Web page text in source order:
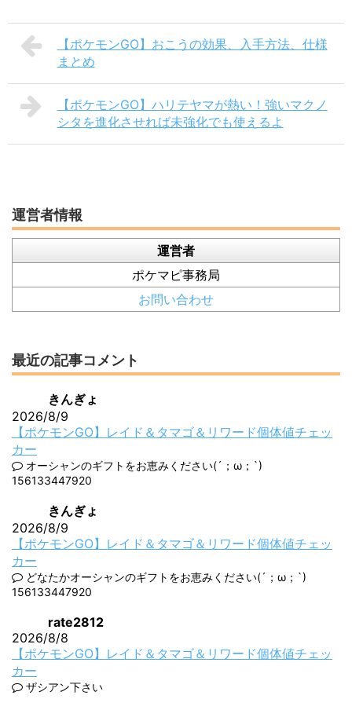
【ポケモンGO】おこうの効果、入手方法、仕様
まとめ
【ポケモンGO】ハリテヤマが熱い！強いマクノ
シタを進化させれば未強化でも使えるよ
運営者情報
運営者
ポケマピ事務局
お問い合わせ
最近の記事コメント
きんぎょ
2026/8/9
【ポケモンGO】レイド＆タマゴ＆リワード個体値チェッ
カー
オーシャンのギフトをお恵みください(´；ω；`)
156133447920
きんぎょ
2026/8/9
【ポケモンGO】レイド＆タマゴ＆リワード個体値チェッ
カー
どなたかオーシャンのギフトをお恵みください(´；ω；`)
156133447920
rate2812
2026/8/8
【ポケモンGO】レイド＆タマゴ＆リワード個体値チェッ
カー
ザシアン下さい